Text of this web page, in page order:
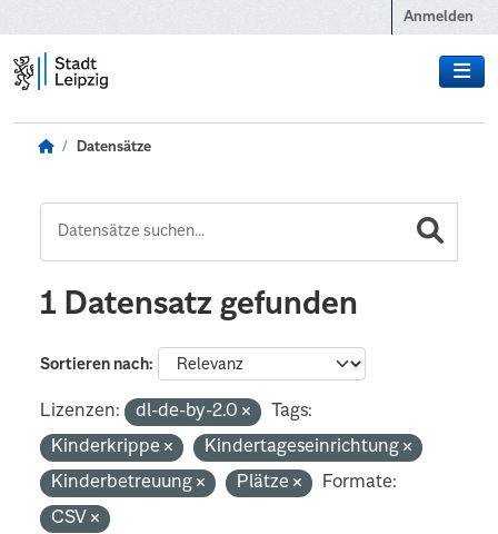
Anmelden
Datensätze
1 Datensatz gefunden
Sortieren nach
Lizenzen: dl-de-by-2.0
Tags:
Kinderkrippe
Kindertageseinrichtung
Kinderbetreuung
Plätze
Formate:
CSV